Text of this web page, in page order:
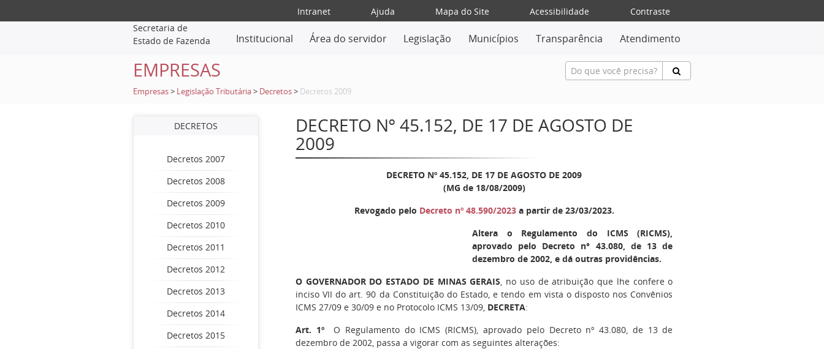
Intranet Ajuda Mapa do Site Acessibilidade
Contraste
Secretaria de
Estado de Fazenda
Institucional Área do servidor Legislação Municípios Transparência Atendimento
EMPRESAS
Empresas > Legislação Tributária > Decretos > Decretos 2009
DECRETOS
Decretos 2007
Decretos 2008
Decretos 2009
Decretos 2010
Decretos 2011
Decretos 2012
Decretos 2013
Decretos 2014
Decretos 2015
DECRETO Nº 45.152, DE 17 DE AGOSTO DE
2009
DECRETO Nº 45.152, DE 17 DE AGOSTO DE 2009
(MG de 18/08/2009)
Revogado pelo Decreto nº 48.590/2023a partir de 23/03/2023.
Altera o Regulamento do ICMS (RICMS),
aprovado pelo Decreto n° 43.080, de 13 de
dezembro de 2002, e dá outras providências.
O GOVERNADOR DO ESTADO DE MINAS GERAIS, no uso de atribuição que lhe confere o
inciso VII do art. 90 da Constituição do Estado, e tendo em vista o disposto nos Convênios
ICMS 27/09 e 30/09 e no Protocolo ICMS 13/09, DECRETA:
Art. 1ºO Regulamento do ICMS (RICMS), aprovado pelo Decreto nº 43.080, de 13 de
dezembro de 2002, passa a vigorar com as seguintes alterações: